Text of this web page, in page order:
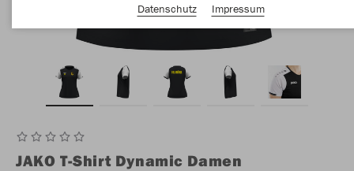
JAKO T-Shirt Dynamic Damen
Datenschutz
Impressum